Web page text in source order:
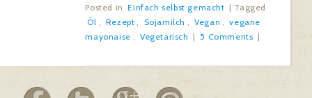
Posted in Einfach selbst gemacht | Tagged
Öl , Rezept , Sojamilch , Vegan , vegane
mayonaise , Vegetarisch | 5 Comments |